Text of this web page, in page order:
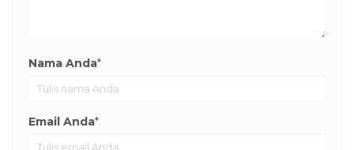
Nama Anda*
Email Anda*